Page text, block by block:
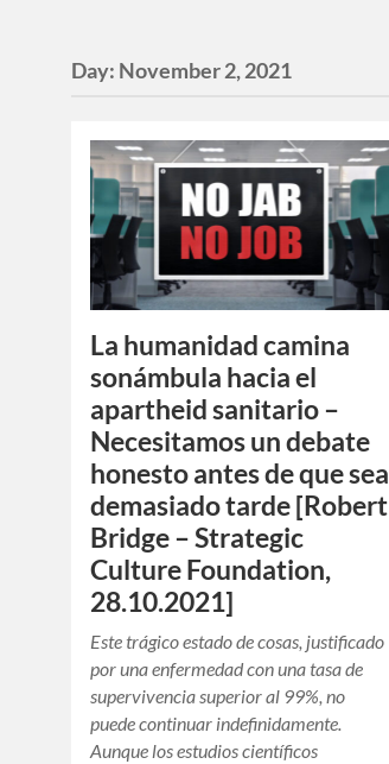
Day: November 2, 2021
La humanidad camina
sonámbula hacia el
apartheid sanitario –
Necesitamos un debate
honesto antes de que sea
demasiado tarde [Robert
Bridge – Strategic
Culture Foundation,
28.10.2021]
Este trágico estado de cosas, justificado
por una enfermedad con una tasa de
supervivencia superior al 99%, no
puede continuar indefinidamente.
Aunque los estudios científicos